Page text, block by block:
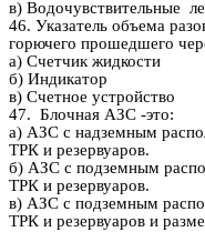
в) Водочувствительные
46. Указатель объема
горючего прошедшего
а) Счетчик жидкости
б) Индикатор
в) Счетное устройство
47. Блочная АЗС -это:
а) АЗС с надземным
ТРК и резервуаров.
б) АЗС с подземным
ТРК и резервуаров.
в) АЗС с подземным
ТРК и резервуаров и